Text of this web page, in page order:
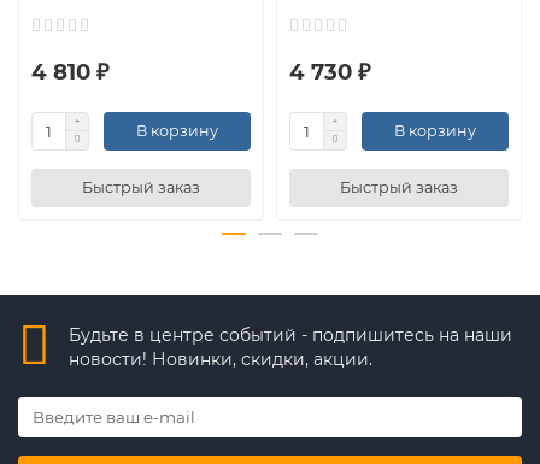
4 810 ₽
В корзину
Быстрый заказ
4 730 ₽
В корзину
Быстрый заказ
Будьте в центре событий - подпишитесь на наши
новости! Новинки, скидки, акции.